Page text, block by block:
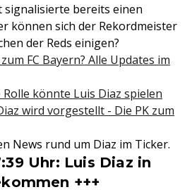
signalisierte bereits einen
können sich der Rekordmeister
der Reds einigen?
FC Bayern? Alle Updates im
Rolle könnte Luis Diaz spielen
wird vorgestellt - Die PK zum
News rund um Diaz im Ticker.
Uhr: Luis Diaz in
+++